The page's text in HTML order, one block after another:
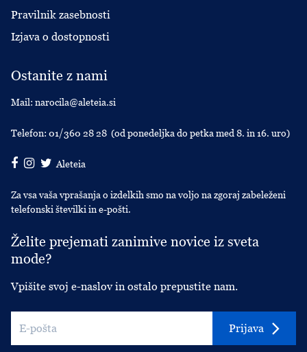
Pravilnik zasebnosti
Izjava o dostopnosti
Ostanite z nami
Mail: narocila@aleteia.si
Telefon: 01/360 28 28 (od ponedeljka do petka med 8. in 16. uro)
Aleteia
Za vsa vaša vprašanja o izdelkih smo na voljo na zgoraj zabeleženi
telefonski številki in e-pošti.
Želite prejemati zanimive novice iz sveta
mode?
Vpišite svoj e-naslov in ostalo prepustite nam.
Prijava